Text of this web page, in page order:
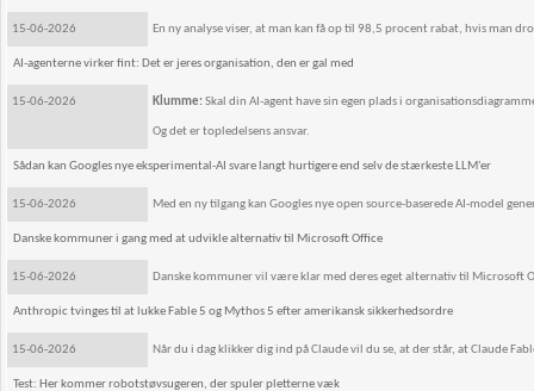
15-06-2026 En ny analyse viser, at man kan få op til 98,5 procent rabat, hvis man
AI-agenterne virker fint: Det er jeres organisation, den er gal med
15-06-2026 Klumme:Skal din AI-agent have sin egen plads i
Og det er topledelsens ansvar.
Sådan kan Googles nye eksperimental-AI svare langt hurtigere end selv de stærkeste LLM'er
15-06-2026 Med en ny tilgang kan Googles nye open source-baserede AI-model
Danske kommuner i gang med at udvikle alternativ til Microsoft Office
15-06-2026 Danske kommuner vil være klar med deres eget alternativ til Microsoft
Anthropic tvinges til at lukke Fable 5 og Mythos 5 efter amerikansk sikkerhedsordre
15-06-2026 Når du i dag klikker dig ind på Claude vil du se, at der står, at Claude
Test: Her kommer robotstøvsugeren, der spuler pletterne væk